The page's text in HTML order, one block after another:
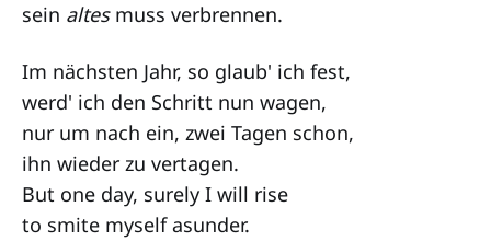
sein altes muss verbrennen.
Im nächsten Jahr, so glaub' ich fest,
werd' ich den Schritt nun wagen,
nur um nach ein, zwei Tagen schon,
ihn wieder zu vertagen.
But one day, surely I will rise
to smite myself asunder.